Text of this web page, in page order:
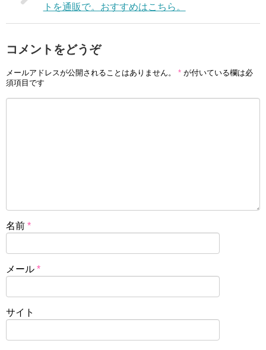
トを通販で。おすすめはこちら。
コメントをどうぞ
メールアドレスが公開されることはありません。 * が付いている欄は必
須項目です
名前 *
メール *
サイト